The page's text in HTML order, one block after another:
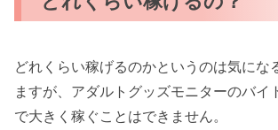
どれくらい稼げるのかというのは気にな
ますが、アダルトグッズモニターのバイ
で大きく稼ぐことはできません。